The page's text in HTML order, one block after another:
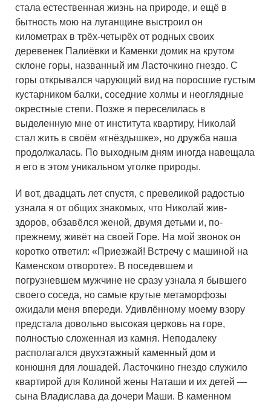
стала естественная жизнь на природе, и ещё в
бытность мою на луганщине выстроил он
километрах в трёх-четырёх от родных своих
деревенек Палиёвки и Каменки домик на крутом
склоне горы, названный им Ласточкино гнездо. С
горы открывался чарующий вид на поросшие густым
кустарником балки, соседние холмы и неоглядные
окрестные степи. Позже я переселилась в
выделенную мне от института квартиру, Николай
стал жить в своём «гнёздышке», но дружба наша
продолжалась. По выходным дням иногда навещала
я его в этом уникальном уголке природы.
И вот, двадцать лет спустя, с превеликой радостью
узнала я от общих знакомых, что Николай жив-
здоров, обзавёлся женой, двумя детьми и, по-
прежнему, живёт на своей Горе. На мой звонок он
коротко ответил: «Приезжай! Встречу с машиной на
Каменском отвороте». В поседевшем и
погрузневшем мужчине не сразу узнала я бывшего
своего соседа, но самые крутые метаморфозы
ожидали меня впереди. Удивлённому моему взору
предстала довольно высокая церковь на горе,
полностью сложенная из камня. Неподалеку
располагался двухэтажный каменный дом и
конюшня для лошадей. Ласточкино гнездо служило
квартирой для Колиной жены Наташи и их детей —
сына Владислава да дочери Маши. В каменном